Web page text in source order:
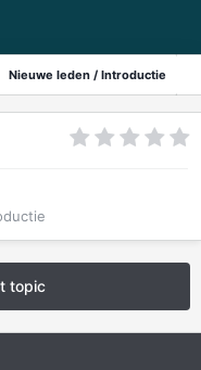
Nieuwe leden / Introductie
topic